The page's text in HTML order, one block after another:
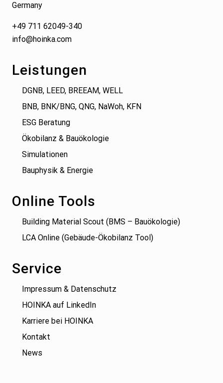
Germany
+49 711 62049-340
info@hoinka.com
Leistungen
DGNB, LEED, BREEAM, WELL
BNB, BNK/BNG, QNG, NaWoh, KFN
ESG Beratung
Ökobilanz & Bauökologie
Simulationen
Bauphysik & Energie
Online Tools
Building Material Scout (BMS – Bauökologie)
LCA Online (Gebäude-Ökobilanz Tool)
Service
Impressum & Datenschutz
HOINKA auf LinkedIn
Karriere bei HOINKA
Kontakt
News